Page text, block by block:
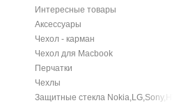
Интересные товары
Аксессуары
Чехол - карман
Чехол для Macbook
Перчатки
Чехлы
Защитные стекла Nokia,LG,Sony,HTC